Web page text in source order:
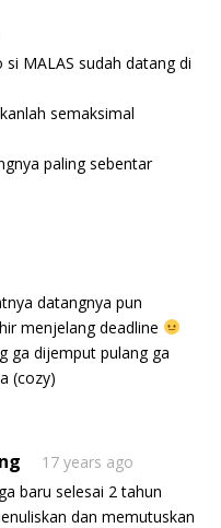
MALAS sudah datang di
semaksimal
paling sebentar
datangnya pun
menjelang deadline
ga dijemput pulang ga
(cozy)
17 years ago
baru selesai 2 tahun
dan memutuskan